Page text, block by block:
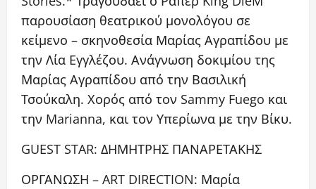
παρουσίαση θεατρικού μονολόγου σε
κείμενο – σκηνοθεσία Μαρίας Αγραπίδου με
την Λία Εγγλέζου. Ανάγνωση δοκιμίου της
Μαρίας Αγραπίδου από την Βασιλική
Τσούκαλη. Χορός από τον Sammy Fuego και
την Marianna, και τον Υπερίωνα με την Βίκυ.
GUEST STAR: ΔΗΜΗΤΡΗΣ ΠΑΝΑΡΕΤΑΚΗΣ
ΟΡΓΑΝΩΣΗ – ART DIRECTION: Μαρία